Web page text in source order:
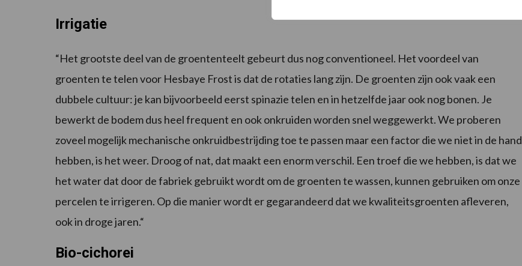
Irrigatie
“Het grootste deel van de groententeelt gebeurt dus nog conventioneel. Het voordeel van
groenten te telen voor Hesbaye Frost is dat de rotaties lang zijn. De groenten zijn ook vaak een
dubbele cultuur: je kan bijvoorbeeld eerst spinazie telen en in hetzelfde jaar ook nog bonen. Je
bewerkt de bodem dus heel frequent en ook onkruiden worden snel weggewerkt. We proberen
zoveel mogelijk mechanische onkruidbestrijding toe te passen maar een factor die we niet in de hand
hebben, is het weer. Droog of nat, dat maakt een enorm verschil. Een troef die we hebben, is dat we
het water dat door de fabriek gebruikt wordt om de groenten te wassen, kunnen gebruiken om onze
percelen te irrigeren. Op die manier wordt er gegarandeerd dat we kwaliteitsgroenten afleveren,
ook in droge jaren.“
Bio-cichorei